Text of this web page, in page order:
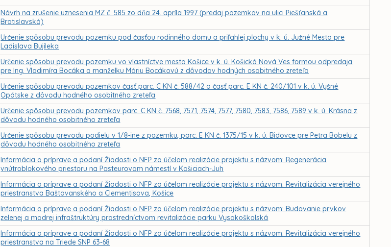
Návrh na zrušenie uznesenia MZ č. 585 zo dňa 24. apríla 1997 (predaj pozemkov na ulici Piešťanská a
Bratislavská)
Určenie spôsobu prevodu pozemku pod časťou rodinného domu a priľahlej plochy v k. ú. Južné Mesto pre
Ladislava Bujileka
Určenie spôsobu prevodu pozemku vo vlastníctve mesta Košice v k. ú. Košická Nová Ves formou odpredaja
pre Ing. Vladimíra Bocáka a manželku Máriu Bocákovú z dôvodov hodných osobitného zreteľa
Určenie spôsobu prevodu pozemkov časť parc. C KN č. 588/42 a časť parc. E KN č. 240/101 v k. ú. Vyšné
Opátske z dôvodu hodného osobitného zreteľa
Určenie spôsobu prevodu pozemkov parc. C KN č. 7568, 7571, 7574, 7577, 7580, 7583, 7586, 7589 v k. ú. Krásna z
dôvodu hodného osobitného zreteľa
Určenie spôsobu prevodu podielu v 1/8-ine z pozemku, parc. E KN č. 1375/15 v k. ú. Bidovce pre Petra Bobelu z
dôvodu hodného osobitného zreteľa
Informácia o príprave a podaní Žiadosti o NFP za účelom realizácie projektu s názvom: Regenerácia
vnútroblokového priestoru na Pasteurovom námestí v Košiciach-Juh
Informácia o príprave a podaní Žiadosti o NFP za účelom realizácie projektu s názvom: Revitalizácia verejného
priestranstva Baštovanského a Clementisova, Košice
Informácia o príprave a podaní Žiadosti o NFP za účelom realizácie projektu s názvom: Budovanie prvkov
zelenej a modrej infraštruktúry prostredníctvom revitalizácie parku Vysokoškolská
Informácia o príprave a podaní Žiadosti o NFP za účelom realizácie projektu s názvom: Revitalizácia verejného
priestranstva na Triede SNP 63-68